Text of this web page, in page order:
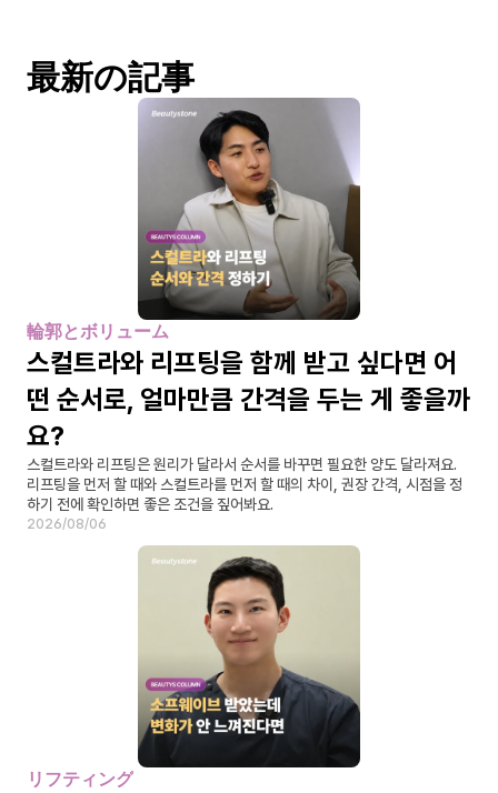
最新の記事
輪郭とボリューム
스컬트라와 리프팅을 함께 받고 싶다면 어
떤 순서로, 얼마만큼 간격을 두는 게 좋을까
요?
스컬트라와 리프팅은 원리가 달라서 순서를 바꾸면 필요한 양도 달라져요.
리프팅을 먼저 할 때와 스컬트라를 먼저 할 때의 차이, 권장 간격, 시점을 정
하기 전에 확인하면 좋은 조건을 짚어봐요.
2026/08/06
リフティング